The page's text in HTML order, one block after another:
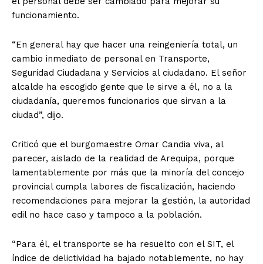
funcionamiento.
“En general hay que hacer una reingeniería total, un
cambio inmediato de personal en Transporte,
Seguridad Ciudadana y Servicios al ciudadano. El señor
alcalde ha escogido gente que le sirve a él, no a la
ciudadanía, queremos funcionarios que sirvan a la
ciudad”, dijo.
Criticó que el burgomaestre Omar Candia viva, al
parecer, aislado de la realidad de Arequipa, porque
lamentablemente por más que la minoría del concejo
provincial cumpla labores de fiscalización, haciendo
recomendaciones para mejorar la gestión, la autoridad
edil no hace caso y tampoco a la población.
“Para él, el transporte se ha resuelto con el SIT, el
índice de delictividad ha bajado notablemente, no hay